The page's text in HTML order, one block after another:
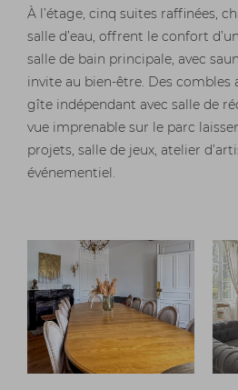
À l’étage, cinq suites raffinées,
salle d’eau, offrent le confort
salle de bain principale, avec
invite au bien-être. Des combles
gîte indépendant avec salle de
vue imprenable sur le parc
projets, salle de jeux, atelier
événementiel.